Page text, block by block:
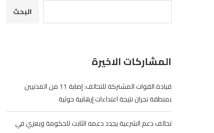
البحث
المشاركات الاخيرة
قيادة القوات المشتركة للتحالف: إصابة 11 من المدنيين
بمنطقة نجران نتيجة اعتداءات إرهابية حوثية
تحالف دعم الشرعية يجدد دعمه الثابت للحكومة ويعزي في